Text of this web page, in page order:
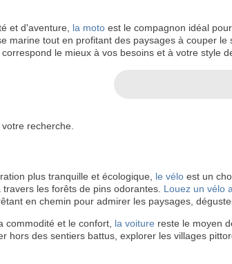
et d'aventure, la moto est le compagnon idéal
marine tout en profitant des paysages à couper le
le mieux à vos besoins et à votre style
recherche.
plus tranquille et écologique, le vélo est un
les forêts de pins odorantes. Louez un vélo
en chemin pour admirer les paysages,
commodité et le confort, la voiture reste le moyen
hors des sentiers battus, explorer les villages